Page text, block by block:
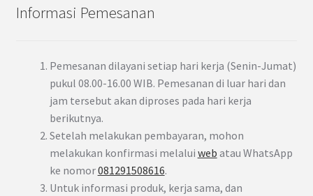
Informasi Pemesanan
Pemesanan dilayani setiap hari kerja (Senin-Jumat)
pukul 08.00-16.00 WIB. Pemesanan di luar hari dan
jam tersebut akan diproses pada hari kerja
berikutnya.
Setelah melakukan pembayaran, mohon
melakukan konfirmasi melalui web atau WhatsApp
ke nomor081291508616.
Untuk informasi produk, kerja sama, dan